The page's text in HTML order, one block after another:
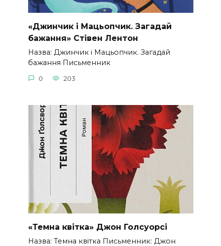
«Джинчик і Мацьопчик. Загадай
бажання» Стівен Лентон
Назва: Джинчик і Мацьопчик. Загадай
бажання Письменник
0 203
«Темна квітка» Джон Голсуорсі
Назва: Темна квітка Письменник: Джон